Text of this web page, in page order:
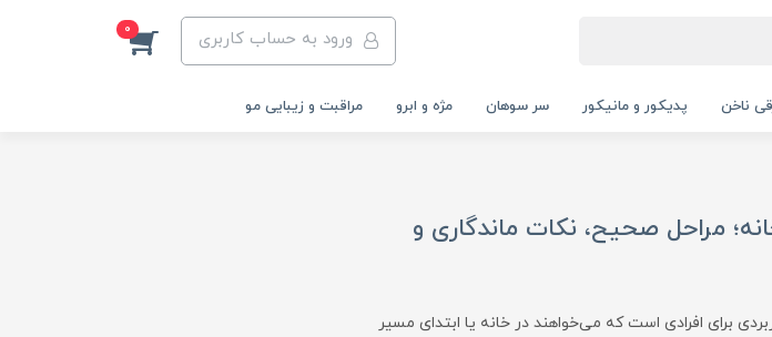
ورود به حساب کاربری 0
ناخن پدیکور و مانیکور سر سوهان مژه و ابرو مراقبت و زیبایی مو
مراحل صحیح، نکات ماندگاری و
برای افرادی است که می‌خواهند در خانه یا ابتدای مسیر